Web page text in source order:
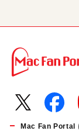
Mac Fan Portal